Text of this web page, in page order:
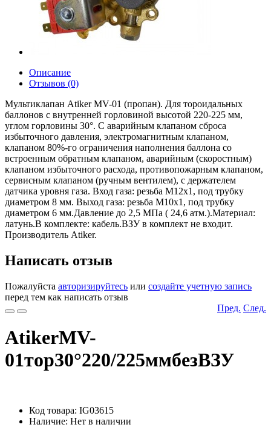
Описание
Отзывов (0)
Мультиклапан Atiker MV-01 (пропан). Для тороидальных
баллонов с внутренней горловиной высотой 220-225 мм,
углом горловины 30°. С аварийным клапаном сброса
избыточного давления, электромагнитным клапаном,
клапаном 80%-го ограничения наполнения баллона со
встроенным обратным клапаном, аварийным (скоростным)
клапаном избыточного расхода, противопожарным клапаном,
сервисным клапаном (ручным вентилем), с держателем
датчика уровня газа. Вход газа: резьба M12x1, под трубку
диаметром 8 мм. Выход газа: резьба M10x1, под трубку
диаметром 6 мм.Давление до 2,5 МПа ( 24,6 атм.).Материал:
латунь.В комплекте: кабель.ВЗУ в комплект не входит.
Производитель Atiker.
Написать отзыв
Пожалуйста авторизируйтесь или создайте учетную запись
перед тем как написать отзыв
Пред. След.
AtikerMV-
01тор30°220/225ммбезВЗУ
Код товара: IG03615
Наличие: Нет в наличии